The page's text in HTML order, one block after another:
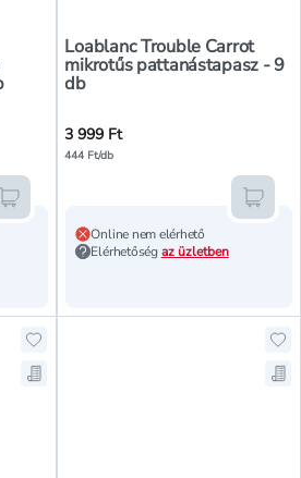
Kosárba teszem
Loablanc Trouble Carrot
mikrotűs pattanástapasz - 9
db
3 999 Ft
444 Ft/db
Online nem elérhető
Elérhetőség az üzletben
Hozzáadás a kedvencekhez,
Mentés a bevásárló listára,